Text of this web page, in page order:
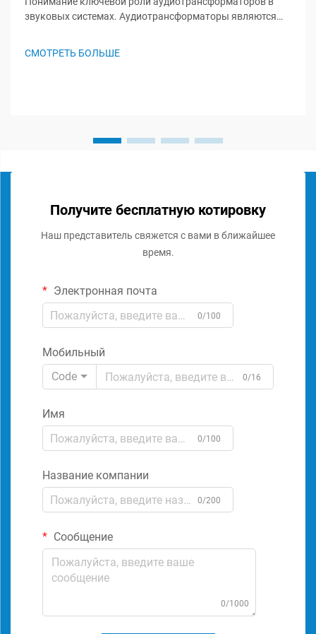
звуковых системах. Аудиотрансформаторы являются
обеспечении оптимальной работы аудиосистемы. Эти
СМОТРЕТЬ БОЛЬШЕ
Получите бесплатную котировку
Наш представитель свяжется с вами в ближайшее
время.
Электронная почта
0/100
Мобильный
Code
0/16
Имя
0/100
Название компании
0/200
Сообщение
0/1000